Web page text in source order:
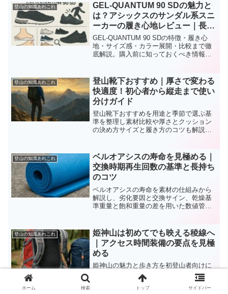
登山の知識あれこれ
GEL-QUANTUM 90 SDの魅力と
は？アシックスのサンダル系スニ
ーカーの履き心地レビュー｜長時
間歩行も快適？
GEL-QUANTUM 90 SDの特徴・履き心
地・サイズ感・カラー展開・比較まで徹
底解説。購入前に知っておくべき情報を
登山の知識あれこれ
登山靴下おすすめ｜厚さで変わる
快適度！初心者から縦走まで使い
分けガイド
登山靴下おすすめを用途と季節で選ぶ基
準を整理し素材比較や厚さとクッション
の決め方サイズと履き方のコツも解説し
す。
登山の知識あれこれ
ベルオアシスの寿命を見極める｜
交換時期再生回数の基準と長持ち
のコツ
ベルオアシスの寿命を素材の仕組みから
解説し、劣化要因と交換サイン、乾燥基
準重量と飽和重量の差を用いた数値管
でを網羅します。読後は自宅の運用を即
改善でき、コスパと快適性を両立できま
す。
登山の知識あれこれ
姫神山は初めてでも映える稜線へ
｜アクセス時間装備の要点を見極
める
姫神山の魅力と歩き方を初登山者向けに
体系化。アクセスや登山口の違いと所要
時間の目安、季節の装備と安全判断、下
山後の立ち寄りまで整理し迷いなく計画
ホーム 検索 トップ サイドバー